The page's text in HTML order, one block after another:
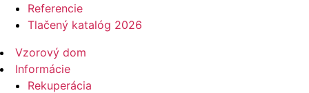
Referencie
Tlačený katalóg 2026
Vzorový dom
Informácie
Rekuperácia